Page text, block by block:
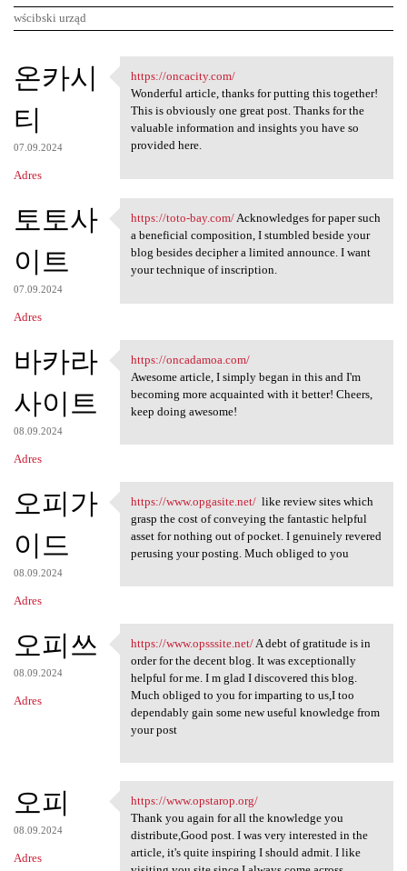
wścibski urząd
K
o
m
e
n
a
r
z
e
온카시
티
07.09.2024
Adres
https://oncacity.com/
https://oncacity.com/
Wonderful article, thanks for putting this together!
This is obviously one great post. Thanks for the
valuable information and insights you have so
provided here.
토토사
이트
07.09.2024
Adres
https://toto-bay.com/
https://toto-bay.com/Acknowledges for paper such
a beneficial composition, I stumbled beside your
blog besides decipher a limited announce. I want
your technique of inscription.
바카라
사이트
08.09.2024
Adres
https://oncadamoa.com/
https://oncadamoa.com/
Awesome article, I simply began in this and I'm
becoming more acquainted with it better! Cheers,
keep doing awesome!
오피가
이드
08.09.2024
Adres
https://www.opgasite.net/
https://www.opgasite.net/like review sites which
grasp the cost of conveying the fantastic helpful
asset for nothing out of pocket. I genuinely revered
perusing your posting. Much obliged to you
오피쓰
08.09.2024
Adres
https://www.opsssite.net/ A
https://www.opsssite.net/A debt of gratitude is in
order for the decent blog. It was exceptionally
helpful for me. I m glad I discovered this blog.
Much obliged to you for imparting to us,I too
dependably gain some new useful knowledge from
your post
오피
08.09.2024
Adres
https://www.opstarop.org/
https://www.opstarop.org/
Thank you again for all the knowledge you
distribute,Good post. I was very interested in the
article, it's quite inspiring I should admit. I like